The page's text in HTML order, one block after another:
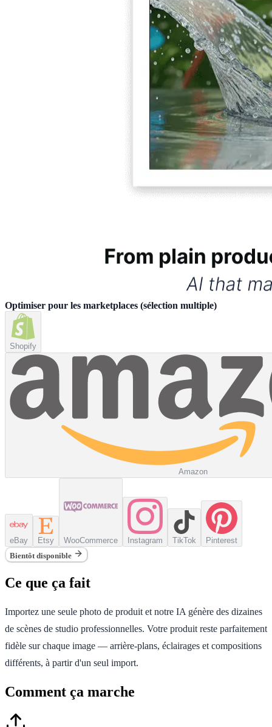
Optimiser pour les marketplaces (sélection multiple)
Shopify
Amazon
eBay Etsy WooCommerce Instagram TikTok
Pinterest
Bientôt disponible
Ce que ça fait
Importez une seule photo de produit et notre IA génère des dizaines
de scènes de studio professionnelles. Votre produit reste parfaitement
fidèle sur chaque image — arrière-plans, éclairages et compositions
différents, à partir d'un seul import.
Comment ça marche